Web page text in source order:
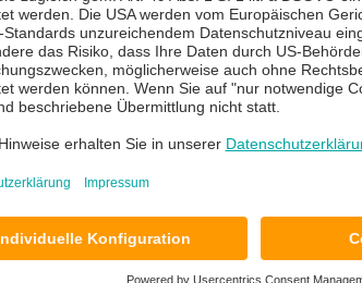
Rechenzentrum des
Daten werden vor der
um Bandbreite zu
äußerst effiziente Prozess
der Abrufbarkeit und
Ihrem IT-Dienstleister
Seite, der Ihnen sowohl
Ihre Daten sicher und
werden
2-1-
der
Bedarf
für